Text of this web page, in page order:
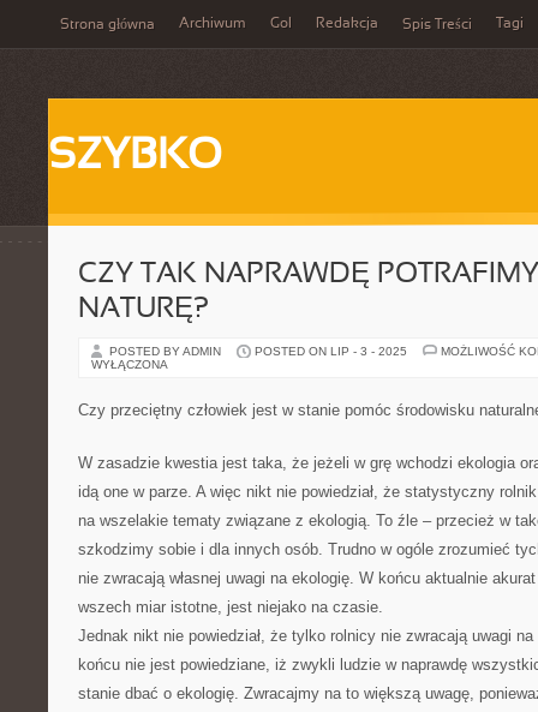
Strona główna Archiwum Gol Redakcja Spis Treści Tagi
SZYBKO
CZY TAK NAPRAWDĘ
NATURĘ?
POSTED BY ADMIN POSTED ON LIP - 3 - 2025
MOŻLIWOŚĆ
WYŁĄCZONA
Czy przeciętny człowiek jest w stanie pomóc środowisku
W zasadzie kwestia jest taka, że jeżeli w grę wchodzi ekologia
idą one w parze. A więc nikt nie powiedział, że statystyczny
na wszelakie tematy związane z ekologią. To źle – przecież w
szkodzimy sobie i dla innych osób. Trudno w ogóle zrozumieć
nie zwracają własnej uwagi na ekologię. W końcu aktualnie
wszech miar istotne, jest niejako na czasie.
Jednak nikt nie powiedział, że tylko rolnicy nie zwracają uwagi na
końcu nie jest powiedziane, iż zwykli ludzie w naprawdę
stanie dbać o ekologię. Zwracajmy na to większą uwagę,